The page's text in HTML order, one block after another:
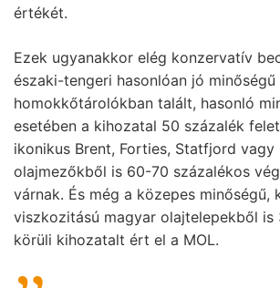
értékét.
Ezek ugyanakkor elég konzervatív
északi-tengeri hasonlóan jó minőségű
homokkőtárolókban talált, hasonló
esetében a kihozatal 50 százalék
ikonikus Brent, Forties, Statfjord vagy
olajmezőkből is 60-70 százalékos
várnak. És még a közepes minőségű,
viszkozitású magyar olajtelepekből is
körüli kihozatalt ért el a MOL.